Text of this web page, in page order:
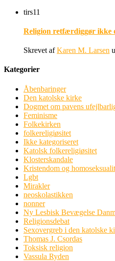
tirs11
Religion retfærdiggør ikke
Skrevet afKaren M. Larsen
Kategorier
Åbenbaringer
Den katolske kirke
Dogmet om pavens
Feminisme
Folkekirken
folkereligiøsitet
Ikke kategoriseret
Katolsk folkereligiøsitet
Klosterskandale
Kristendom og
Lgbt
Mirakler
neoskolastikken
nonner
Ny Lesbisk Bevægelse
Religionsdebat
Sexovergreb i den katolske
Thomas J. Csordas
Toksisk religion
Vassula Ryden